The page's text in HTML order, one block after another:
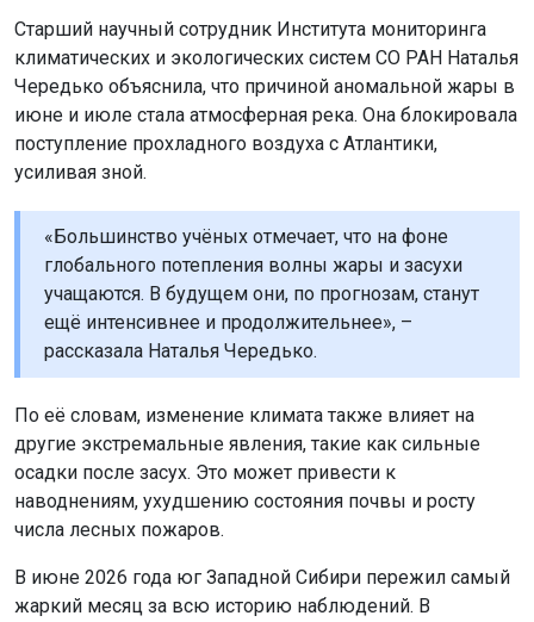
Старший научный сотрудник Института мониторинга
климатических и экологических систем СО РАН Наталья
Чередько объяснила, что причиной аномальной жары в
июне и июле стала атмосферная река. Она блокировала
поступление прохладного воздуха с Атлантики,
усиливая зной.
«Большинство учёных отмечает, что на фоне
глобального потепления волны жары и засухи
учащаются. В будущем они, по прогнозам, станут
ещё интенсивнее и продолжительнее», –
рассказала Наталья Чередько.
По её словам, изменение климата также влияет на
другие экстремальные явления, такие как сильные
осадки после засух. Это может привести к
наводнениям, ухудшению состояния почвы и росту
числа лесных пожаров.
В июне 2026 года юг Западной Сибири пережил самый
жаркий месяц за всю историю наблюдений. В